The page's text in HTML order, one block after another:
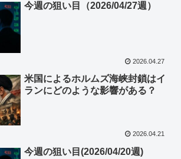
今週の狙い目（2026/04/27週）
2026.04.27
米国によるホルムズ海峡封鎖はイ
ランにどのような影響がある？
2026.04.21
今週の狙い目(2026/04/20週)